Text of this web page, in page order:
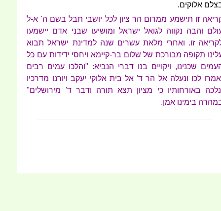
אלוקים.
ריאה זו תישמע ממרום הר ציון לכל יושבי תבל בשם ה' א-ל
והבה נקווה לגואל ישראל ומושיעו שבני אדם יישמעו
זו. ואחרי מלאת עשרים שנה למדינת ישראל תבוא
תקופה מבורכת של שלום בר-קיימא ויחסי ידידות עם כל
שכנינו, ויקויים בנו דברי הנביא: "והלכו עמים רבים
לכו ונעלה אל הר ד' אל בית אלוקי יעקב ויורנו מדרכיו
באורחותיו כי מציון תצא תורה ודבר ד' מירושלים"
בימינו אמן.